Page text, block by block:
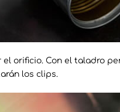
orificio. Con el taladro
los clips.